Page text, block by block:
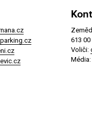
613 00
Voliči:
Média: